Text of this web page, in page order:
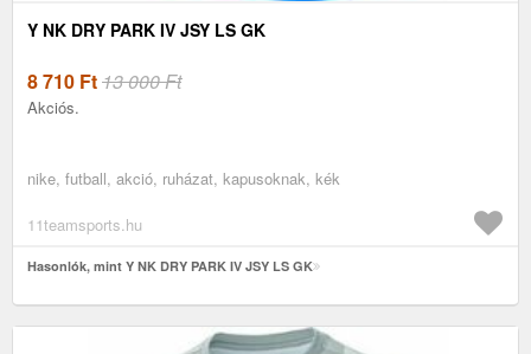
Y NK DRY PARK IV JSY LS GK
8 710 Ft13 000 Ft
Akciós.
nike, futball, akció, ruházat, kapusoknak, kék
11teamsports.hu
Hasonlók, mint Y NK DRY PARK IV JSY LS GK